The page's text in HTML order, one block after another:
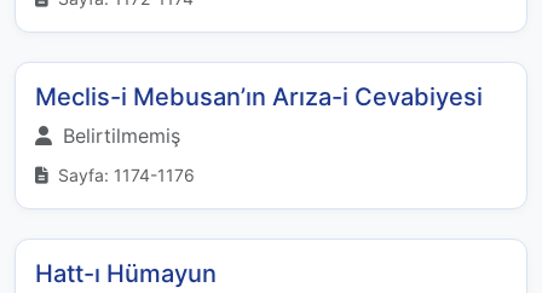
Meclis-i Mebusan’ın Arıza-i Cevabiyesi
Belirtilmemiş
Sayfa: 1174-1176
Hatt-ı Hümayun